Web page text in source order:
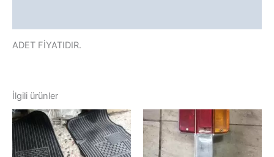
ADET FİYATIDIR.
İlgili ürünler